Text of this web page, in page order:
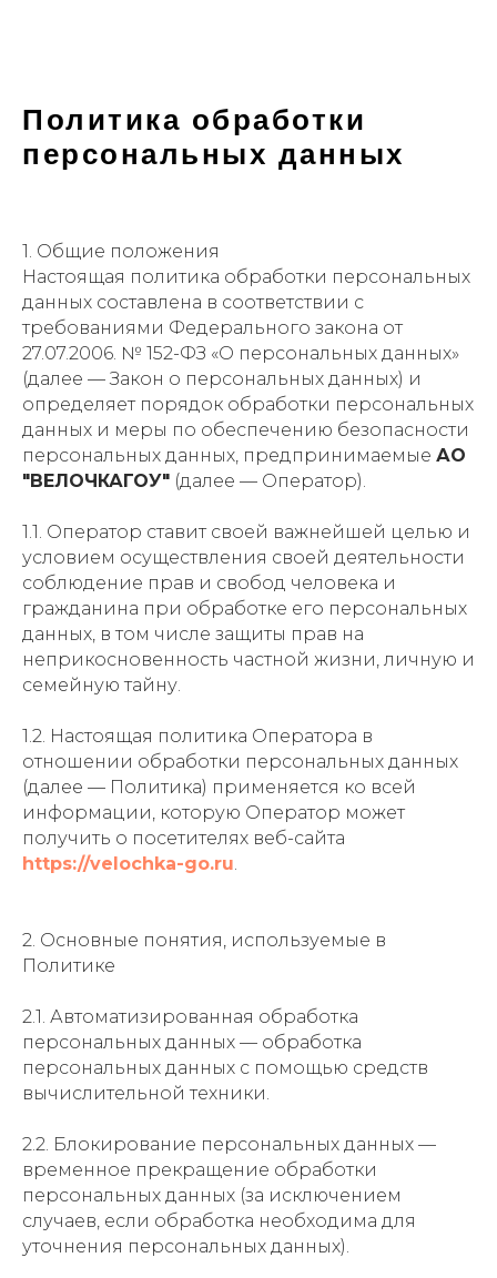
Политика обработки
персональных данных
1. Общие положения
Настоящая политика обработки персональных
данных составлена в соответствии с
требованиями Федерального закона от
27.07.2006. № 152-ФЗ «О персональных данных»
(далее — Закон о персональных данных) и
определяет порядок обработки персональных
данных и меры по обеспечению безопасности
персональных данных, предпринимаемые АО
"ВЕЛОЧКАГОУ" (далее — Оператор).
1.1. Оператор ставит своей важнейшей целью и
условием осуществления своей деятельности
соблюдение прав и свобод человека и
гражданина при обработке его персональных
данных, в том числе защиты прав на
неприкосновенность частной жизни, личную и
семейную тайну.
1.2. Настоящая политика Оператора в
отношении обработки персональных данных
(далее — Политика) применяется ко всей
информации, которую Оператор может
получить о посетителях веб-сайта
https://velochka-go.ru.
2. Основные понятия, используемые в
Политике
2.1. Автоматизированная обработка
персональных данных — обработка
персональных данных с помощью средств
вычислительной техники.
2.2. Блокирование персональных данных —
временное прекращение обработки
персональных данных (за исключением
случаев, если обработка необходима для
уточнения персональных данных).